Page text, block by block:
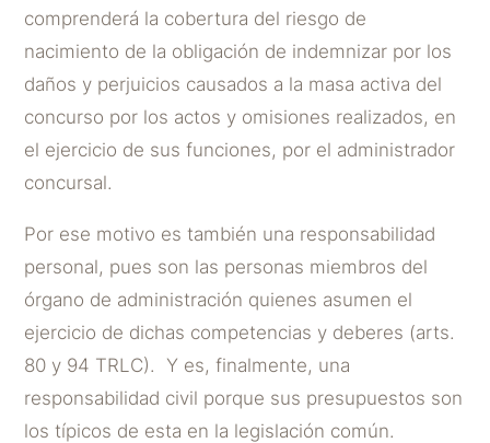
comprenderá la cobertura del riesgo de
nacimiento de la obligación de indemnizar por los
daños y perjuicios causados a la masa activa del
concurso por los actos y omisiones realizados, en
el ejercicio de sus funciones, por el administrador
concursal.
Por ese motivo es también una responsabilidad
personal, pues son las personas miembros del
órgano de administración quienes asumen el
ejercicio de dichas competencias y deberes (arts.
80 y 94 TRLC). Y es, finalmente, una
responsabilidad civil porque sus presupuestos son
los típicos de esta en la legislación común.